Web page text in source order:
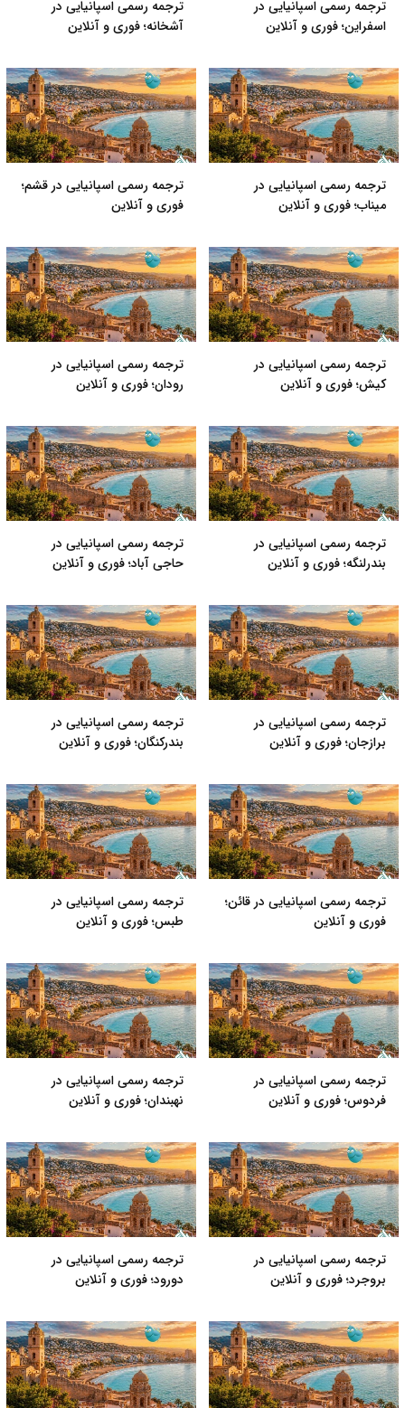
ترجمه رسمی اسپانیایی در
اسفراین؛ فوری و آنلاین
ترجمه رسمی اسپانیایی در
آشخانه؛ فوری و آنلاین
ترجمه رسمی اسپانیایی در
میناب؛ فوری و آنلاین
ترجمه رسمی اسپانیایی در قشم؛
فوری و آنلاین
ترجمه رسمی اسپانیایی در
کیش؛ فوری و آنلاین
ترجمه رسمی اسپانیایی در
رودان؛ فوری و آنلاین
ترجمه رسمی اسپانیایی در
بندرلنگه؛ فوری و آنلاین
ترجمه رسمی اسپانیایی در
حاجی آباد؛ فوری و آنلاین
ترجمه رسمی اسپانیایی در
برازجان؛ فوری و آنلاین
ترجمه رسمی اسپانیایی در
بندرکنگان؛ فوری و آنلاین
ترجمه رسمی اسپانیایی در قائن؛
فوری و آنلاین
ترجمه رسمی اسپانیایی در
طبس؛ فوری و آنلاین
ترجمه رسمی اسپانیایی در
فردوس؛ فوری و آنلاین
ترجمه رسمی اسپانیایی در
نهبندان؛ فوری و آنلاین
ترجمه رسمی اسپانیایی در
بروجرد؛ فوری و آنلاین
ترجمه رسمی اسپانیایی در
دورود؛ فوری و آنلاین